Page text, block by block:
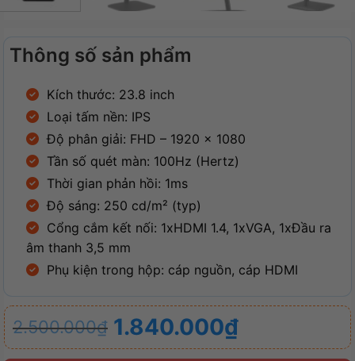
Thông số sản phẩm
Kích thước: 23.8 inch
Loại tấm nền: IPS
Độ phân giải: FHD – 1920 x 1080
Tần số quét màn: 100Hz (Hertz)
Thời gian phản hồi: 1ms
Độ sáng: 250 cd/m² (typ)
Cổng cắm kết nối: 1xHDMI 1.4, 1xVGA, 1xĐầu ra
âm thanh 3,5 mm
Phụ kiện trong hộp: cáp nguồn, cáp HDMI
2.500.000₫
Giá
gốc
1.840.000₫
Giá
hiện